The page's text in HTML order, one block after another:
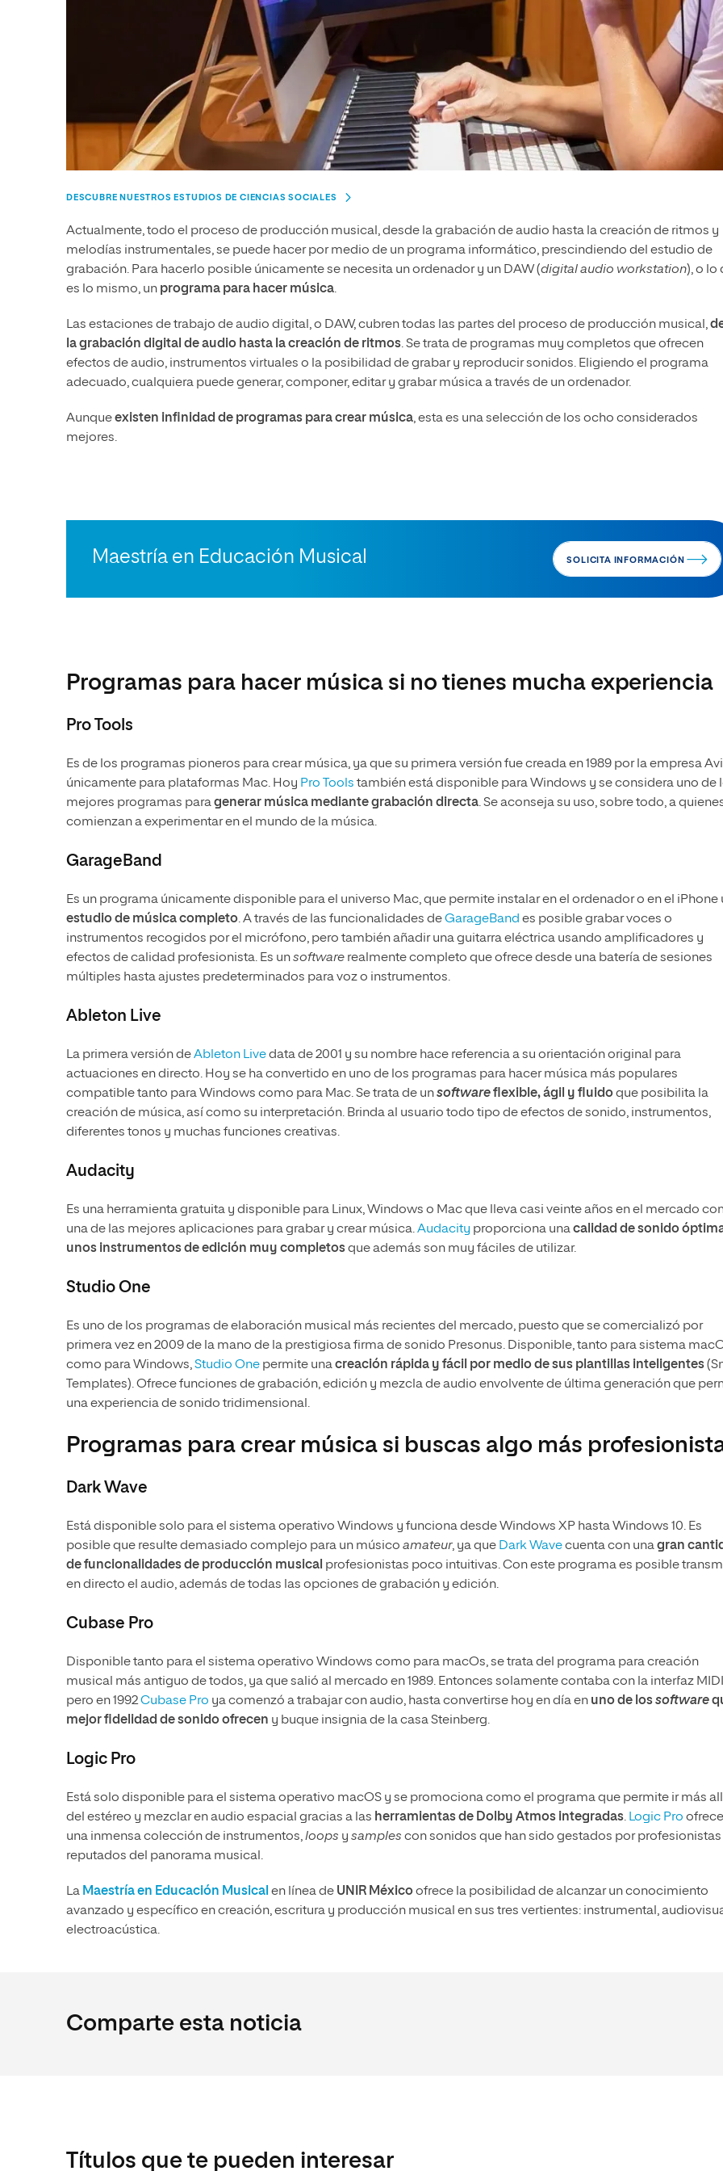
DESCUBRE NUESTROS ESTUDIOS DE CIENCIAS SOCIALES
Actualmente, todo el proceso de producción musical, desde la grabación de audio hasta la creación de ritmos y
melodías instrumentales, se puede hacer por medio de un programa informático, prescindiendo del estudio de
grabación. Para hacerlo posible únicamente se necesita un ordenador y un DAW (digital audio workstation), o lo
es lo mismo, un programa para hacer música.
Las estaciones de trabajo de audio digital, o DAW, cubren todas las partes del proceso de producción musical,
la grabación digital de audio hasta la creación de ritmos. Se trata de programas muy completos que ofrecen
efectos de audio, instrumentos virtuales o la posibilidad de grabar y reproducir sonidos. Eligiendo el programa
adecuado, cualquiera puede generar, componer, editar y grabar música a través de un ordenador.
Aunqueexisten infinidad de programas para crear música, esta es una selección de los ocho considerados
mejores.
Maestría en Educación Musical SOLICITA INFORMACIÓN
Programas para hacer música si no tienes mucha experiencia
Pro Tools
Es de los programas pioneros para crear música, ya que su primera versión fue creada en 1989 por la empresa
únicamente para plataformas Mac. Hoy Pro Tools también está disponible para Windows y se considera uno de
mejores programas paragenerar música mediante grabación directa. Se aconseja su uso, sobre todo, a
comienzan a experimentar en el mundo de la música.
GarageBand
Es un programa únicamente disponible para el universo Mac, que permite instalar en el ordenador o en el iPhone
estudio de música completo. A través de las funcionalidades deGarageBand es posible grabar voces o
instrumentos recogidos por el micrófono, pero también añadir una guitarra eléctrica usando amplificadores y
efectos de calidad profesionista. Es unsoftware realmente completo que ofrece desde una batería de sesiones
múltiples hasta ajustes predeterminados para voz o instrumentos.
Ableton Live
La primera versión deAbleton Livedata de 2001 y su nombre hace referencia a su orientación original para
actuaciones en directo. Hoy se ha convertido en uno de los programas para hacer música más populares
compatible tanto para Windows como para Mac. Se trata de unsoftwareflexible, ágil y fluidoque posibilita la
creación de música, así como su interpretación. Brinda al usuario todo tipo de efectos de sonido, instrumentos,
diferentes tonos y muchas funciones creativas.
Audacity
Es una herramienta gratuita y disponible para Linux, Windows o Mac que lleva casi veinte años en el mercado
una de las mejores aplicaciones para grabar y crear música.Audacity proporciona unacalidad de sonido
unos instrumentos de edición muy completosque además son muy fáciles de utilizar.
Studio One
Es uno de los programas de elaboración musical más recientes del mercado, puesto que se comercializó por
primera vez en 2009 de la mano de la prestigiosa firma de sonido Presonus. Disponible, tanto para sistema
como para Windows,Studio One permite unacreación rápida y fácil por medio de sus plantillas inteligentes
Templates). Ofrece funciones de grabación, edición y mezcla de audio envolvente de última generación que
una experiencia de sonido tridimensional.
Programas para crear música si buscas algo más
Dark Wave
Está disponible solo para el sistema operativo Windows y funciona desde Windows XP hasta Windows 10. Es
posible que resulte demasiado complejo para un músico amateur, ya que Dark Wavecuenta con unagran
de funcionalidades de producción musical profesionistas poco intuitivas. Con este programa es posible
en directo el audio, además de todas las opciones de grabación y edición.
Cubase Pro
Disponible tanto para el sistema operativo Windows como para macOs, se trata del programa para creación
musical más antiguo de todos, ya que salió al mercado en 1989. Entonces solamente contaba con la interfaz
pero en 1992Cubase Pro ya comenzó a trabajar con audio, hasta convertirse hoy en día en uno de lossoftware
mejor fidelidad de sonido ofrecen y buque insignia de la casa Steinberg.
Logic Pro
Está solo disponible para el sistema operativo macOS y se promociona como el programa que permite ir más
del estéreo y mezclar en audio espacial gracias a las herramientas de Dolby Atmos integradas. Logic Pro ofrece
una inmensa colección de instrumentos,loops y samples con sonidos que han sido gestados por profesionistas
reputados del panorama musical.
La Maestría en Educación Musical en línea de UNIR Méxicoofrece la posibilidad de alcanzar un conocimiento
avanzado y específico en creación, escritura y producción musical en sus tres vertientes: instrumental,
electroacústica.
Comparte esta noticia
Títulos que te pueden interesar